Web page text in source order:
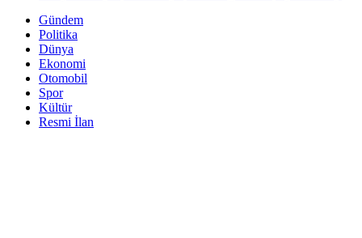
Gündem
Politika
Dünya
Ekonomi
Otomobil
Spor
Kültür
Resmi İlan